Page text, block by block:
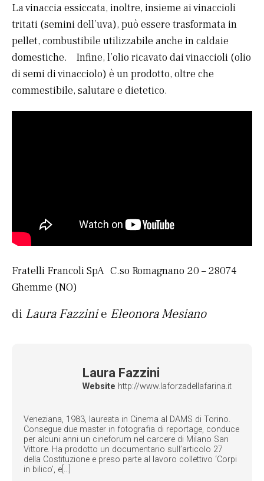
La vinaccia essiccata, inoltre, insieme ai vinaccioli
tritati (semini dell’uva), può essere trasformata in
pellet, combustibile utilizzabile anche in caldaie
domestiche. Infine, l’olio ricavato dai vinaccioli (olio
di semi di vinacciolo) è un prodotto, oltre che
commestibile, salutare e dietetico.
Fratelli Francoli SpA C.so Romagnano 20 – 28074
Ghemme (NO)
di Laura Fazzinie Eleonora Mesiano
Laura Fazzini
Website http://www.laforzadellafarina.it
Veneziana, 1983, laureata in Cinema al DAMS di Torino.
Consegue due master in fotografia di reportage, conduce
per alcuni anni un cineforum nel carcere di Milano San
Vittore. Ha prodotto un documentario sull’articolo 27
della Costituzione e preso parte al lavoro collettivo ‘Corpi
in bilico’, e[...]